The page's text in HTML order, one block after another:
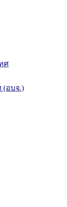
ศ
(อบจ.)